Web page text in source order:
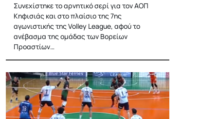
Συνεχίστηκε το αρνητικό σερί για τον ΑΟΠ
Κηφισιάς και στο πλαίσιο της 7ης
αγωνιστικής της Volley League, αφού το
ανέβασμα της ομάδας των Βορείων
Προαστίων…